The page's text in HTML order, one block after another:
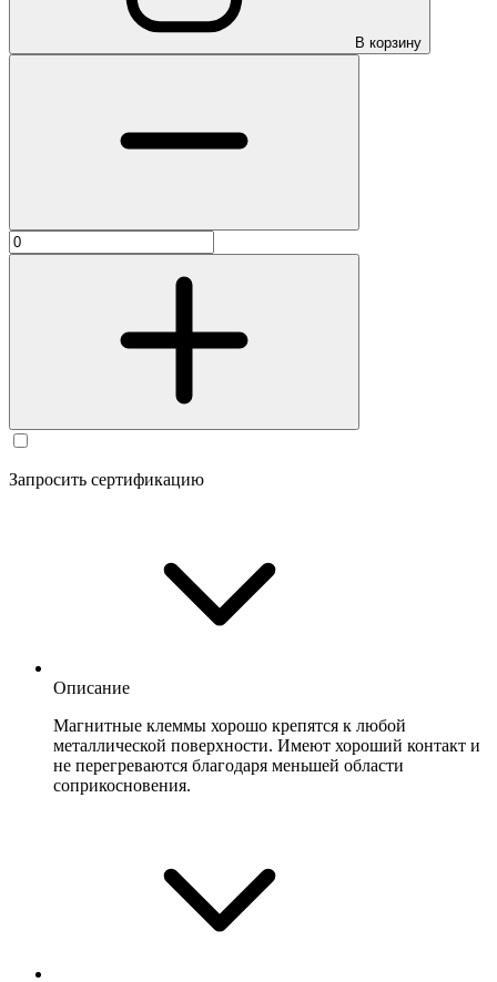
В корзину
Запросить сертификацию
Описание
Магнитные клеммы хорошо крепятся к любой
металлической поверхности. Имеют хороший контакт и
не перегреваются благодаря меньшей области
соприкосновения.